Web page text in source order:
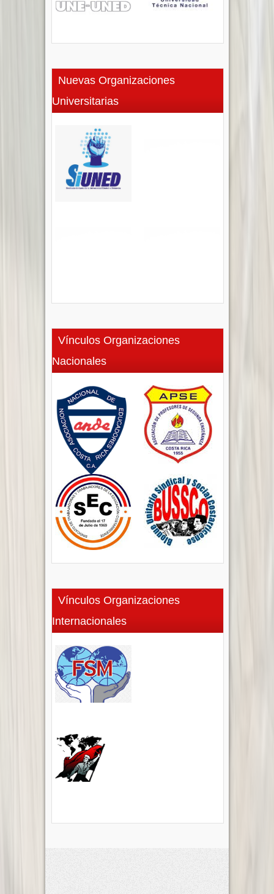
Nuevas Organizaciones
Universitarias
Vínculos Organizaciones
Nacionales
Vínculos Organizaciones
Internacionales